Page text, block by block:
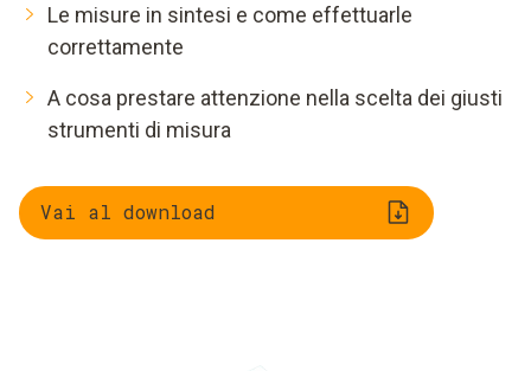
Le misure in sintesi e come effettuarle
correttamente
A cosa prestare attenzione nella scelta dei giusti
strumenti di misura
Vai al download